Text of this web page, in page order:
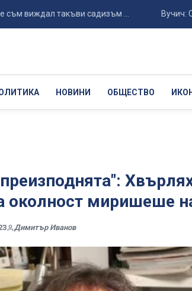
такъви садизъм ... Вучич: Сърбия
НОВИНИ ОБЩЕСТВО
околност миришеше
Димитър Иванов